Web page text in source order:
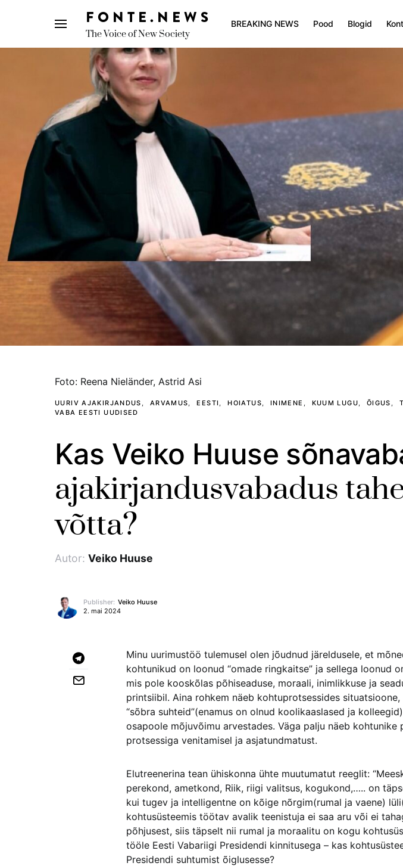
FONTE.NEWS
The Voice of New Society
BREAKING NEWS Pood Blogid
Search for:
foto: reena nieländer, astrid asi
UURIV AJAKIRJANDUS ARVAMUS EESTI HOIATUS INIMENE KUUM LUGU ÕIGUS
VABA EESTI UUDISED
Kas Veiko Huuse
ajakirjandusvabadus
võtta?
Autor: Veiko Huuse
Publisher: Veiko Huuse
2. mai 2024
Minu uurimustöö tulemusel olen jõudnud järeldusele, et
kohtunikud on loonud “omade ringkaitse” ja sellega loonud
mis pole kooskõlas põhiseaduse, moraali, inimlikkuse ja
printsiibil. Aina rohkem näeb kohtuprotsessides
“sõbra suhteid”(enamus on olnud koolikaaslased ja
osapoole mõjuvõimu arvestades. Väga palju näeb kohtunike
protsessiga venitamisel ja asjatundmatust.
Elutreenerina tean ühiskonna ühte muutumatut reeglit:
perekond, ametkond, Riik, riigi valitsus, kogukond,….. on
kui tugev ja intelligentne on kõige nõrgim(rumal ja vaene)
kohtusüsteemis töötav avalik teenistuja ei saa aru või ei
põhjusest, siis täpselt nii rumal ja moraalitu on kogu
tööle Eesti Vabariigi Presidendi kinnitusega – kas
Presidendi suhtumist õiglusesse?